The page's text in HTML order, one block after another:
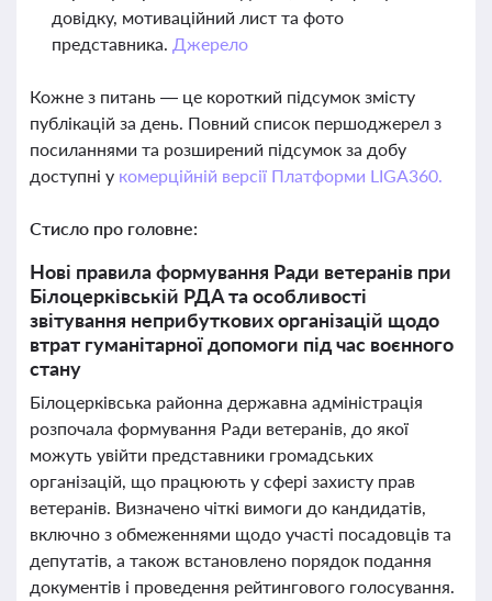
довідку, мотиваційний лист та фото
представника. Джерело
Кожне з питань — це короткий підсумок змісту
публікацій за день. Повний список першоджерел з
посиланнями та розширений підсумок за добу
доступні у комерційній версії Платформи LIGA360.
Стисло про головне:
Нові правила формування Ради ветеранів при
Білоцерківській РДА та особливості
звітування неприбуткових організацій щодо
втрат гуманітарної допомоги під час воєнного
стану
Білоцерківська районна державна адміністрація
розпочала формування Ради ветеранів, до якої
можуть увійти представники громадських
організацій, що працюють у сфері захисту прав
ветеранів. Визначено чіткі вимоги до кандидатів,
включно з обмеженнями щодо участі посадовців та
депутатів, а також встановлено порядок подання
документів і проведення рейтингового голосування.